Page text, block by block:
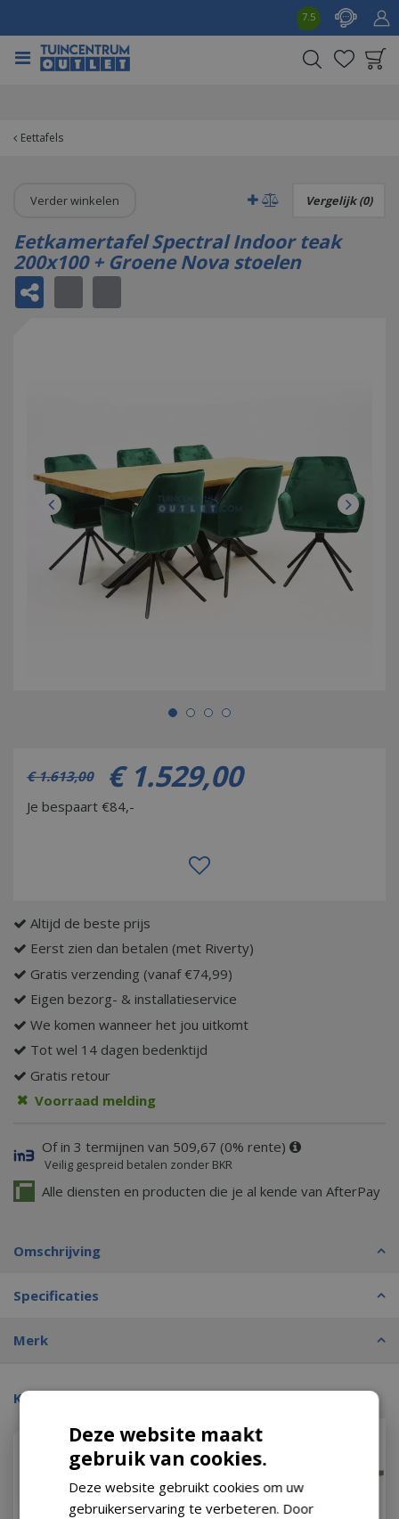
Eettafels
7.5
Verder winkelen Vergelijk (0)
Eetkamertafel Spectral Indoor teak
200x100 + Groene Nova stoelen
€ 1.613,00 € 1.529,00
Je bespaart €84,-
Altijd de beste prijs
Eerst zien dan betalen (met Riverty)
Gratis verzending (vanaf €74,99)
Eigen bezorg- & installatieservice
We komen wanneer het jou uitkomt
Tot wel 14 dagen bedenktijd
Gratis retour
Voorraad melding
Of in 3 termijnen van 509,67 (0% rente)
Veilig gespreid betalen zonder BKR
Alle diensten en producten die je al kende van AfterPay
Omschrijving
Specificaties
Merk
Kijk ook eens naar:
Deze website maakt
gebruik van cookies.
Deze website gebruikt cookies om uw
gebruikerservaring te verbeteren. Door